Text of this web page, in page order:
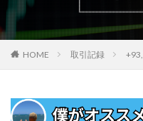
HOME 取引記録